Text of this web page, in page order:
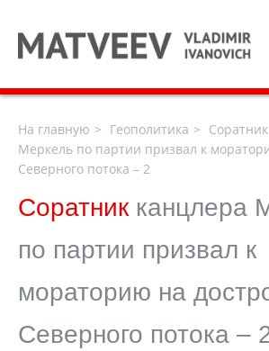
На главную Геополитика
Меркель по партии призвал к
Северного потока – 2
Соратник канцлера
по партии призвал к
мораторию на
Северного потока –